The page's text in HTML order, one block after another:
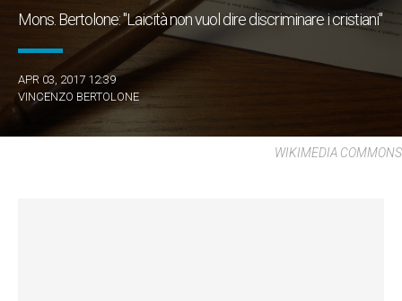
Mons. Bertolone: "Laicità non vuol dire discriminare i cristiani"
APR 03, 2017 12:39
VINCENZO BERTOLONE
WIKIMEDIA COMMONS